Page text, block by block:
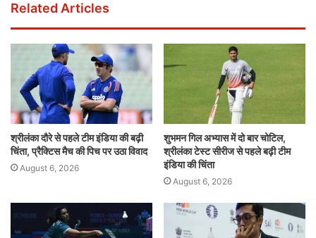
Related Articles
श्रीलंका दौरे से पहले टीम इंडिया की बढ़ी
चिंता, प्रैक्टिस मैच की पिच पर उठा विवाद
August 6, 2026
शुभमन गिल अभ्यास में दो बार चोटिल,
श्रीलंका टेस्ट सीरीज से पहले बढ़ी टीम
इंडिया की चिंता
August 6, 2026